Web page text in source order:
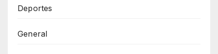
Deportes
General